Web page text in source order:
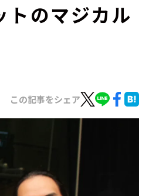
トのマジカル
この記事をシェア